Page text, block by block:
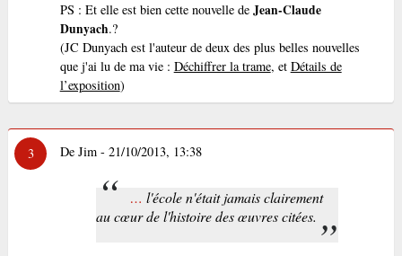
PS : Et elle est bien cette nouvelle de Jean-Claude
Dunyach.?
(JC Dunyach est l'auteur de deux des plus belles nouvelles
que j'ai lu de ma vie : Déchiffrer la trame, et Détails de
l’exposition)
3 De Jim - 21/10/2013, 13:38
… l'école n'était jamais clairement
au cœur de l'histoire des œuvres citées.